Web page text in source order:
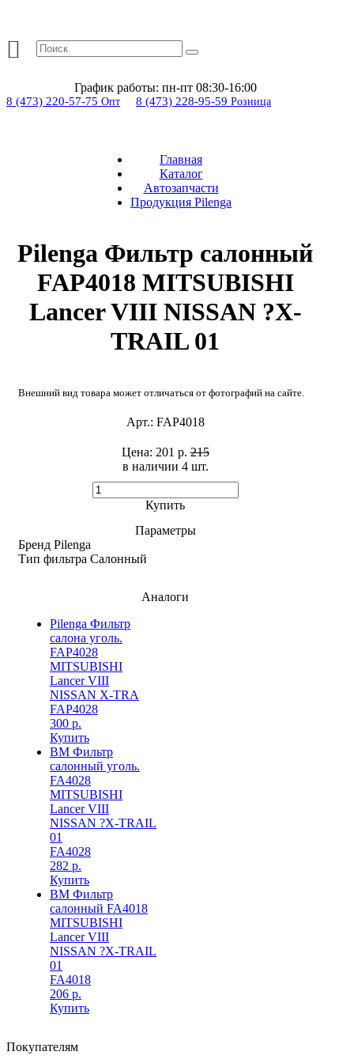
График работы: пн-пт 08:30-16:00
8 (473) 220-57-75 Опт 8 (473) 228-95-59 Розница
Главная
Каталог
Автозапчасти
Продукция Pilenga
Pilenga Фильтр салонный
FAP4018 MITSUBISHI
Lancer VIII NISSAN ?X-
TRAIL 01
Внешний вид товара может отличаться от фотографий на сайте.
Арт.: FAP4018
в наличии 4 шт. ​
Цена: 201 р.215
Купить
Параметры
Бренд Pilenga
Тип фильтра Салонный
Аналоги
Pilenga Фильтр
салона уголь.
FAP4028
MITSUBISHI
Lancer VIII
NISSAN X-TRA
FAP4028
300 р.
Купить
BM Фильтр
салонный уголь.
FA4028
MITSUBISHI
Lancer VIII
NISSAN ?X-TRAIL
01
FA4028
282 р.
Купить
BM Фильтр
салонный FA4018
MITSUBISHI
Lancer VIII
NISSAN ?X-TRAIL
01
FA4018
206 р.
Купить
Покупателям